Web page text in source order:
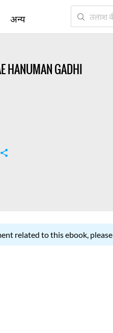
HANUMAN GADHI
related to this ebook,
अन्य